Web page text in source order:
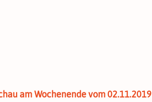
am Wochenende vom 02.11.2019